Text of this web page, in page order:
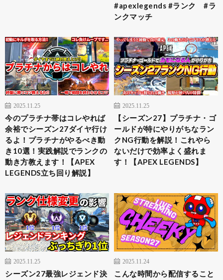
#apexlegends #ランク #ラ
ンクマッチ
2025.11.25
今のプラチナ帯はコレやれば
余裕でシーズン27ダイヤ行け
るよ！プラチナがやるべき動
き10選！実践解説でランクの
動き方教えます！【APEX
LEGENDS立ち回り解説】
2025.11.25
【シーズン27】プラチナ・ゴ
ールドが特にやりがちなラン
クNG行動を解説！これやら
ないだけで効率よく盛れま
す！【APEX LEGENDS】
2025.11.25
シーズン27最強レジェンド決
2025.11.24
こんな時間から配信すること